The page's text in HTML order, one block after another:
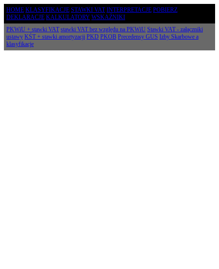
HOME KLASYFIKACJE STAWKI VAT INTERPRETACJE POBIERZ
DEKLARACJE KALKULATORY WSKAŹNIKI
PKWiU + stawki VAT stawki VAT bez względu na PKWiU Stawki VAT - załączniki
ustawy KŚT + stawki amortyzacji PKD PKOB Precedensy GUS Izby Skarbowe a
klasyfikacje